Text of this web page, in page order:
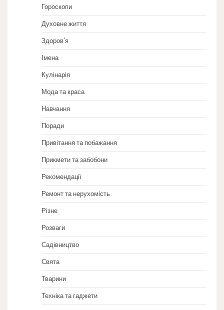
Гороскопи
Духовне життя
Здоров'я
Імена
Кулінарія
Мода та краса
Навчання
Поради
Привітання та побажання
Прикмети та забобони
Рекомендації
Ремонт та нерухомість
Різне
Розваги
Садівництво
Свята
Тварини
Техніка та гаджети